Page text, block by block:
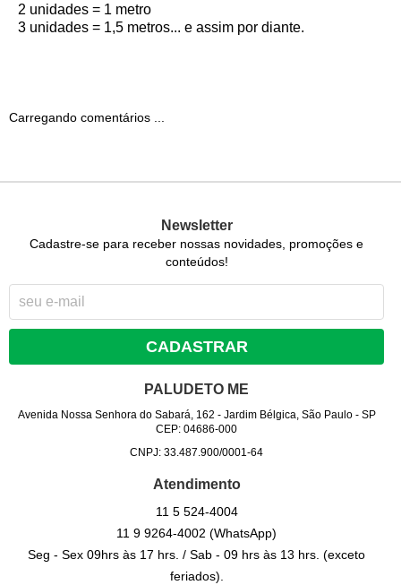
2 unidades = 1 metro
3 unidades = 1,5 metros... e assim por diante.
Carregando comentários ...
Newsletter
Cadastre-se para receber nossas novidades, promoções e
conteúdos!
CADASTRAR
PALUDETO ME
Avenida Nossa Senhora do Sabará, 162 - Jardim Bélgica, São Paulo- SP
CEP: 04686-000
CNPJ: 33.487.900/0001-64
Atendimento
11 5524-4004
11 9 9264-4002(WhatsApp)
Seg - Sex 09hrs às 17 hrs. / Sab - 09 hrs às 13 hrs. (exceto
feriados).